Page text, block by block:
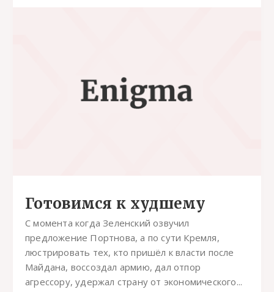
Готовимся к худшему
С момента когда Зеленский озвучил
предложение Портнова, а по сути Кремля,
люстрировать тех, кто пришёл к власти после
Майдана, воссоздал армию, дал отпор
агрессору, удержал страну от экономического...